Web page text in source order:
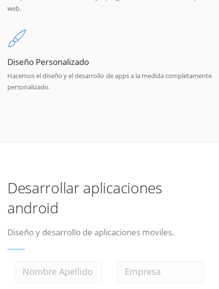
web.
Diseño Personalizado
Hacemos el diseño y el desarrollo de apps a la medida completamente
personalizado.
Desarrollar aplicaciones
android
Diseño y desarrollo de aplicaciones moviles.